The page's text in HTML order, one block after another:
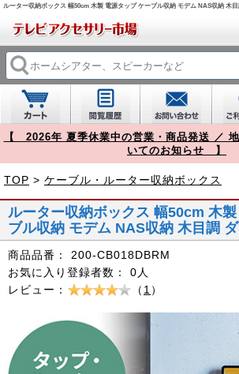
【 2026年 夏季休業中の営業・商品発送 ／
いてのお知らせ 】
TOP > ケーブル・ルーター収納ボックス
ルーター収納ボックス 幅50cm 木
ブル収納 モデム NAS収納 木目調
商品品番：
200-CB018DBRM
お気に入り登録者数：
0人
レビュー：
（ 1 ）